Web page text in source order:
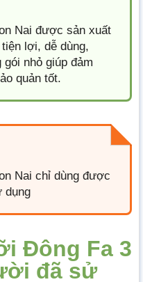
Nai được sản xuất
lợi, dễ dùng,
nhỏ giúp đảm
quản tốt.
Nai chỉ dùng được
dụng
Đông Fa 3
đã sử